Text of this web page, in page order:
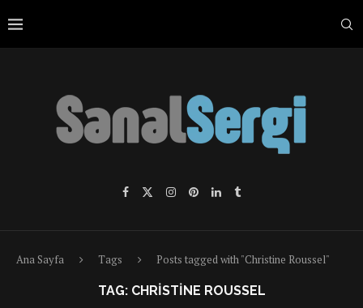
Ana Sayfa Tags Posts tagged with "Christine Roussel"
TAG: CHRISTINE ROUSSEL